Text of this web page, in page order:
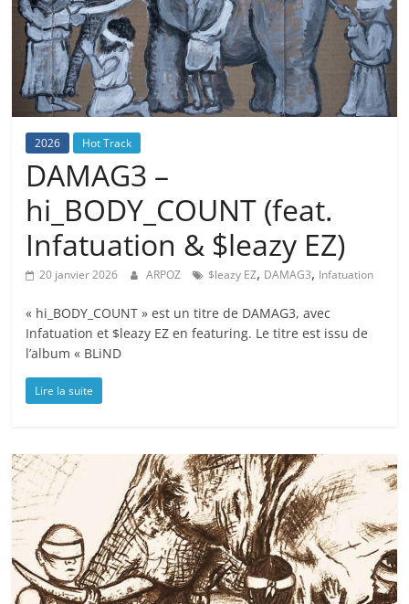
2026 Hot Track
DAMAG3 –
hi_BODY_COUNT (feat.
Infatuation & $leazy EZ)
20 janvier 2026 ARPOZ $leazy EZ, DAMAG3, Infatuation
« hi_BODY_COUNT » est un titre de DAMAG3, avec
Infatuation et $leazy EZ en featuring. Le titre est issu de
l’album « BLiND
Lire la suite